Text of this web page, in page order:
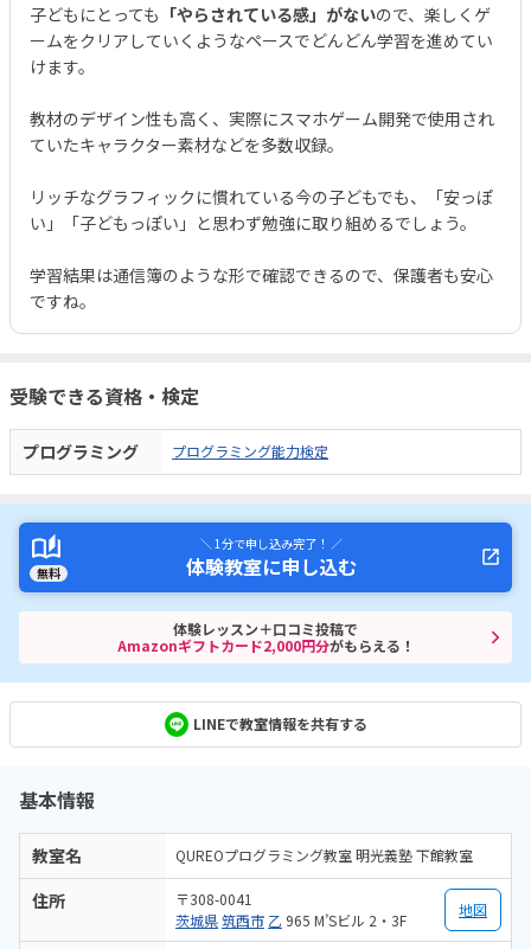
子どもにとっても 「やらされている感」がないので、楽しくゲ
ームをクリアしていくようなペースでどんどん学習を進めてい
けます。
教材のデザイン性も高く、実際にスマホゲーム開発で使用され
ていたキャラクター素材などを多数収録。
リッチなグラフィックに慣れている今の子どもでも、「安っぽ
い」「子どもっぽい」と思わず勉強に取り組めるでしょう。
学習結果は通信簿のような形で確認できるので、保護者も安心
ですね。
受験できる資格・検定
プログラミング プログラミング能力検定
無料
＼ 1分で申し込み完了！ ／
体験教室に申し込む
体験レッスン＋口コミ投稿で
Amazonギフトカード2,000円分がもらえる！
LINEで教室情報を共有する
基本情報
教室名 QUREOプログラミング教室 明光義塾 下館教室
住所
〒308-0041
茨城県筑西市 乙 965 M’Sビル 2・3F
地図